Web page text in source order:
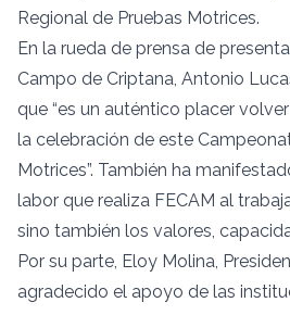
Regional de Pruebas Motrices.
En la rueda de prensa de
Campo de Criptana, Antonio
que “es un auténtico placer
la celebración de este
Motrices”. También ha
labor que realiza FECAM al
sino también los valores,
Por su parte, Eloy Molina,
agradecido el apoyo de las